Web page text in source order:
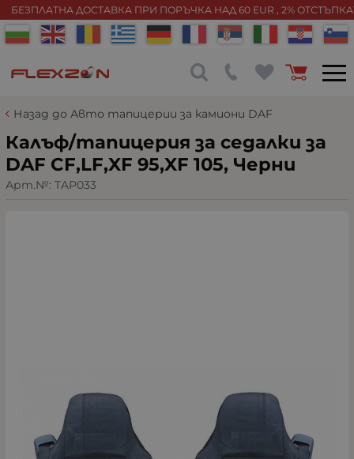
БЕЗПЛАТНА ДОСТАВКА ПРИ ПОРЪЧКА НАД 60 EUR , 2%
Назад до Авто тапицерии за камиони DAF
Калъф/тапицерия за седалки за
DAF CF,LF,XF 95,XF 105, Черни
Арт.№: TAP033